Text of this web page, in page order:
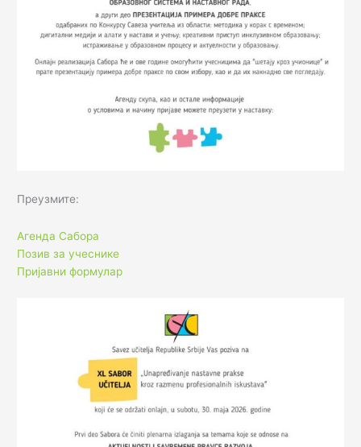
Преузмите:
Агенда Сабора
Позив за учеснике
Пријавни формулар